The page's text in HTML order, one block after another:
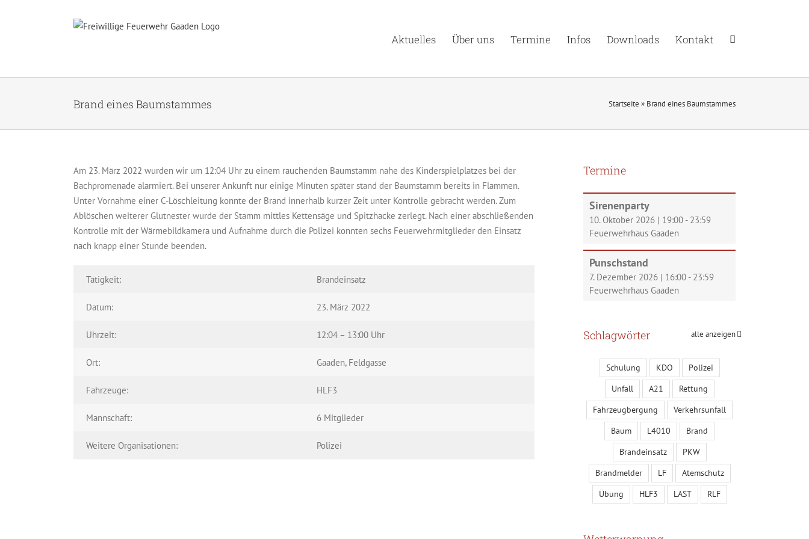
Aktuelles Über uns Termine Infos Downloads Kontakt
Brand eines Baumstammes Startseite » Brand eines Baumstammes
Am 23. März 2022 wurden wir um 12:04 Uhr zu einem rauchenden Baumstamm nahe des Kinderspielplatzes bei der
Bachpromenade alarmiert. Bei unserer Ankunft nur einige Minuten später stand der Baumstamm bereits in Flammen.
Unter Vornahme einer C-Löschleitung konnte der Brand innerhalb kurzer Zeit unter Kontrolle gebracht werden. Zum
Ablöschen weiterer Glutnester wurde der Stamm mittles Kettensäge und Spitzhacke zerlegt. Nach einer abschließenden
Kontrolle mit der Wärmebildkamera und Aufnahme durch die Polizei konnten sechs Feuerwehrmitglieder den Einsatz
nach knapp einer Stunde beenden.
Tätigkeit: Brandeinsatz
Datum: 23. März 2022
Uhrzeit: 12:04 – 13:00 Uhr
Ort: Gaaden, Feldgasse
Fahrzeuge: HLF3
Mannschaft: 6 Mitglieder
Weitere Organisationen: Polizei
Termine
Sirenenparty
10. Oktober 2026 | 19:00 - 23:59
Feuerwehrhaus Gaaden
Punschstand
7. Dezember 2026 | 16:00 - 23:59
Feuerwehrhaus Gaaden
alle anzeigen
Schlagwörter
Schulung KDO
Polizei
Unfall
A21
Rettung
Fahrzeugbergung
Verkehrsunfall
Baum
L4010
Brand
Brandeinsatz
PKW
Brandmelder
LF
Atemschutz
Übung
HLF3 LAST RLF